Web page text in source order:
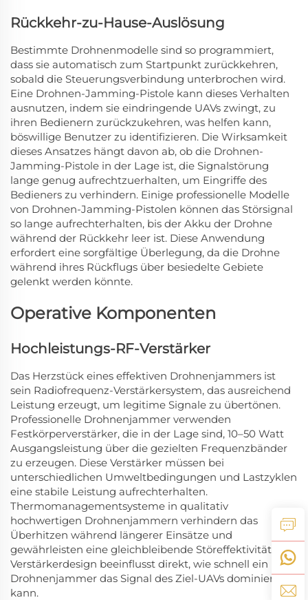
Rückkehr-zu-Hause-Auslösung
Bestimmte Drohnenmodelle sind so programmiert,
dass sie automatisch zum Startpunkt zurückkehren,
sobald die Steuerungsverbindung unterbrochen wird.
Eine Drohnen-Jamming-Pistole kann dieses Verhalten
ausnutzen, indem sie eindringende UAVs zwingt, zu
ihren Bedienern zurückzukehren, was helfen kann,
böswillige Benutzer zu identifizieren. Die Wirksamkeit
dieses Ansatzes hängt davon ab, ob die Drohnen-
Jamming-Pistole in der Lage ist, die Signalstörung
lange genug aufrechtzuerhalten, um Eingriffe des
Bedieners zu verhindern. Einige professionelle Modelle
von Drohnen-Jamming-Pistolen können das Störsignal
so lange aufrechterhalten, bis der Akku der Drohne
während der Rückkehr leer ist. Diese Anwendung
erfordert eine sorgfältige Überlegung, da die Drohne
während ihres Rückflugs über besiedelte Gebiete
gelenkt werden könnte.
Operative Komponenten
Hochleistungs-RF-Verstärker
Das Herzstück eines effektiven Drohnenjammers ist
sein Radiofrequenz-Verstärkersystem, das ausreichend
Leistung erzeugt, um legitime Signale zu übertönen.
Professionelle Drohnenjammer verwenden
Festkörperverstärker, die in der Lage sind, 10–50 Watt
Ausgangsleistung über die gezielten Frequenzbänder
zu erzeugen. Diese Verstärker müssen bei
unterschiedlichen Umweltbedingungen und Lastzyklen
eine stabile Leistung aufrechterhalten.
Thermomanagementsysteme in qualitativ
hochwertigen Drohnenjammern verhindern das
Überhitzen während längerer Einsätze und
gewährleisten eine gleichbleibende Störeffektivität. Das
Verstärkerdesign beeinflusst direkt, wie schnell ein
Drohnenjammer das Signal des Ziel-UAVs dominieren
kann.